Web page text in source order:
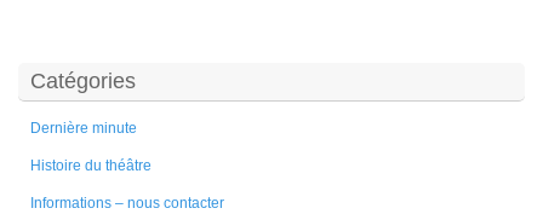
Catégories
Dernière minute
Histoire du théâtre
Informations – nous contacter